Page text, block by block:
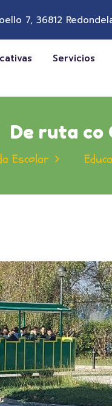
7, 36812
Servicios
De ruta co
Escolar